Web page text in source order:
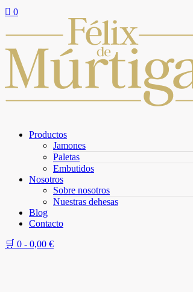
 0
Productos
Jamones
Paletas
Embutidos
Nosotros
Sobre nosotros
Nuestras dehesas
Blog
Contacto
🛒 0 - 0,00 €